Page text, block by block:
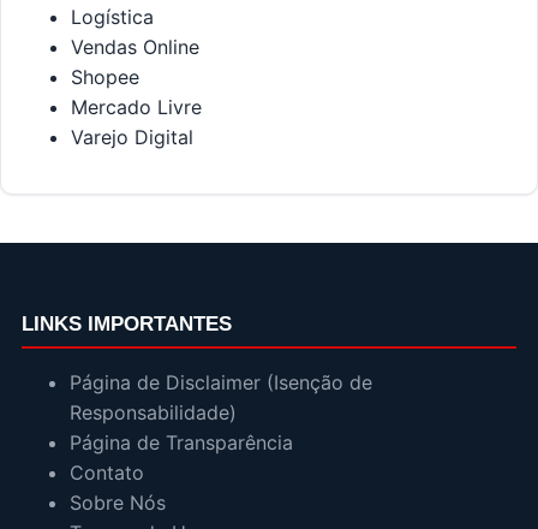
Logística
Vendas Online
Shopee
Mercado Livre
Varejo Digital
LINKS IMPORTANTES
Página de Disclaimer (Isenção de
Responsabilidade)
Página de Transparência
Contato
Sobre Nós